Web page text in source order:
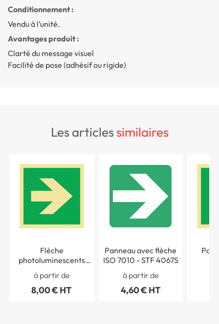
Conditionnement :
Vendu à l’unité.
Avantages produit :
Clarté du message visuel
Facilité de pose (adhésif ou rigide)
les articlessimilaires
Flèche
photoluminescents
classe C pour sortie de
secours
à partir de
8,00 € HT
Panneau avec flèche
ISO 7010 - STF 4067S
à partir de
4,60 € HT